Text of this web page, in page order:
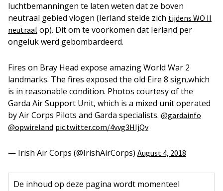
luchtbemanningen te laten weten dat ze boven
neutraal gebied vlogen (Ierland stelde zich tijdens WO II
neutraal op). Dit om te voorkomen dat Ierland per
ongeluk werd gebombardeerd.
Fires on Bray Head expose amazing World War 2
landmarks. The fires exposed the old Eire 8 sign,which
is in reasonable condition. Photos courtesy of the
Garda Air Support Unit, which is a mixed unit operated
by Air Corps Pilots and Garda specialists. @gardainfo
@opwireland pic.twitter.com/4vvg3HIjQv
— Irish Air Corps (@IrishAirCorps) August 4, 2018
De inhoud op deze pagina wordt momenteel